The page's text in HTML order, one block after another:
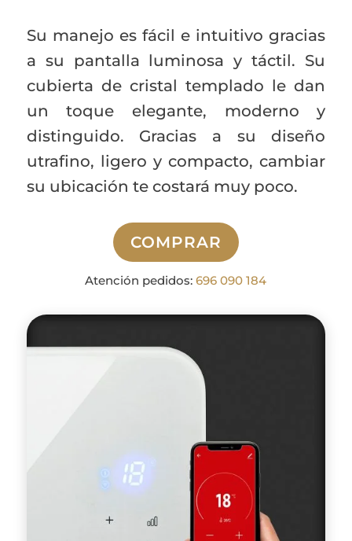
Su manejo es fácil e intuitivo gracias
a su pantalla luminosa y táctil. Su
cubierta de cristal templado le dan
un toque elegante, moderno y
distinguido. Gracias a su diseño
utrafino, ligero y compacto, cambiar
su ubicación te costará muy poco.
COMPRAR
Atención pedidos:696 090 184